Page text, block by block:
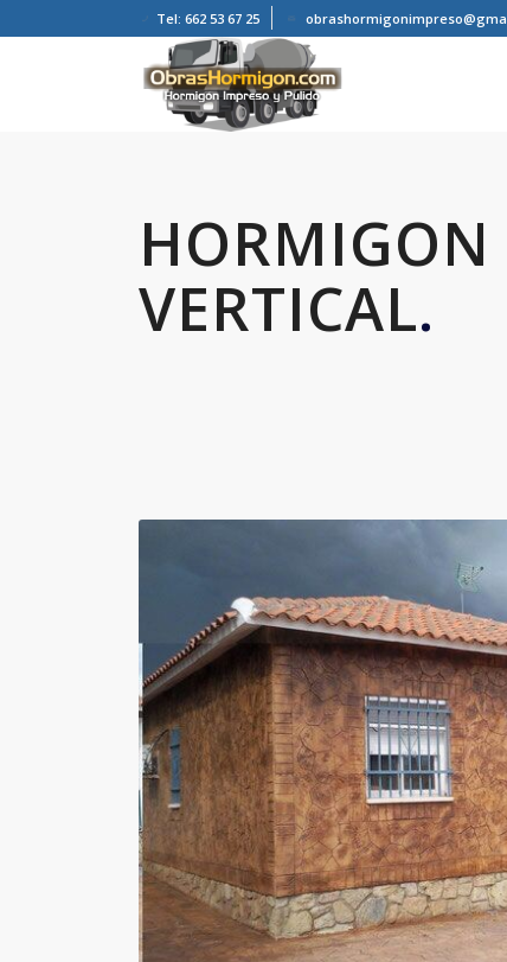
Tel: 662 53 67 25
HORMIGON
VERTICAL.